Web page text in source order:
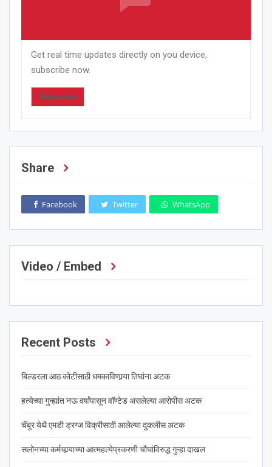
Get real time updates directly on you device,
subscribe now.
Subscribe
Share
Facebook Twitter WhatsApp
Video / Embed
Recent Posts
बिल्डरला आठ कोटीसाठी धमकाविणार्‍या तिघांना अटक
हत्येच्या गुन्ह्यांत नऊ वर्षांपासून वॉण्टेड असलेल्या आरोपीस अटक
चेंबूर येथै एमडी ड्रग्ज विक्रीसाठी आलेल्या दुकलीस अटक
सलोनच्या कर्मचार्‍याच्या आत्महत्येप्रकरणी चौघांविरुद्ध गुन्हा दाखल